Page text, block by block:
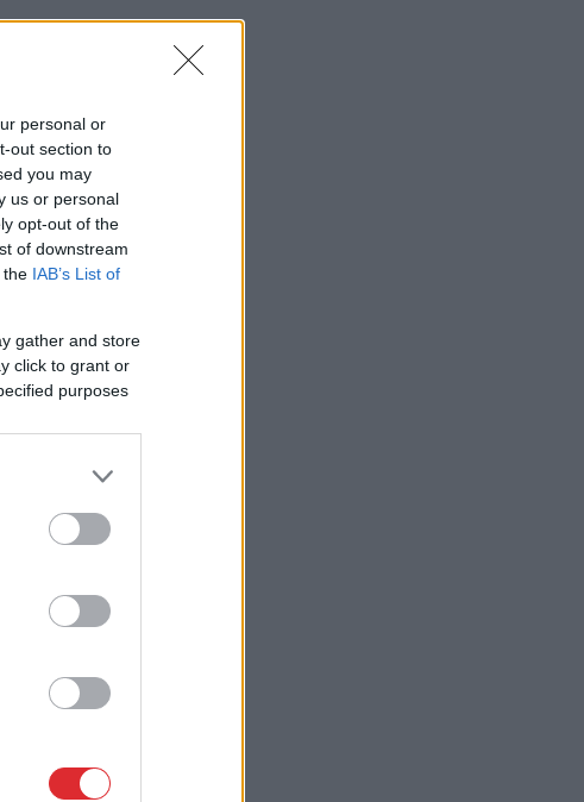
personal or
out section to
you may
us or personal
opt-out of the
of downstream
the IAB’s List of
gather and store
click to grant or
purposes